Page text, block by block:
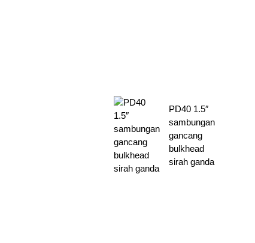
PD40 1.5″
sambungan
gancang
bulkhead
sirah ganda